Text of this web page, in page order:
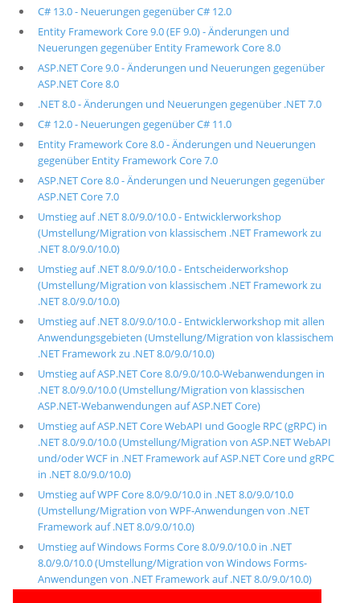
C# 13.0 - Neuerungen gegenüber C# 12.0
Entity Framework Core 9.0 (EF 9.0) - Änderungen und
Neuerungen gegenüber Entity Framework Core 8.0
ASP.NET Core 9.0 - Änderungen und Neuerungen gegenüber
ASP.NET Core 8.0
.NET 8.0 - Änderungen und Neuerungen gegenüber .NET 7.0
C# 12.0 - Neuerungen gegenüber C# 11.0
Entity Framework Core 8.0 - Änderungen und Neuerungen
gegenüber Entity Framework Core 7.0
ASP.NET Core 8.0 - Änderungen und Neuerungen gegenüber
ASP.NET Core 7.0
Umstieg auf .NET 8.0/9.0/10.0 - Entwicklerworkshop
(Umstellung/Migration von klassischem .NET Framework zu
.NET 8.0/9.0/10.0)
Umstieg auf .NET 8.0/9.0/10.0 - Entscheiderworkshop
(Umstellung/Migration von klassischem .NET Framework zu
.NET 8.0/9.0/10.0)
Umstieg auf .NET 8.0/9.0/10.0 - Entwicklerworkshop mit allen
Anwendungsgebieten (Umstellung/Migration von klassischem
.NET Framework zu .NET 8.0/9.0/10.0)
Umstieg auf ASP.NET Core 8.0/9.0/10.0-Webanwendungen in
.NET 8.0/9.0/10.0 (Umstellung/Migration von klassischen
ASP.NET-Webanwendungen auf ASP.NET Core)
Umstieg auf ASP.NET Core WebAPI und Google RPC (gRPC) in
.NET 8.0/9.0/10.0 (Umstellung/Migration von ASP.NET WebAPI
und/oder WCF in .NET Framework auf ASP.NET Core und gRPC
in .NET 8.0/9.0/10.0)
Umstieg auf WPF Core 8.0/9.0/10.0 in .NET 8.0/9.0/10.0
(Umstellung/Migration von WPF-Anwendungen von .NET
Framework auf .NET 8.0/9.0/10.0)
Umstieg auf Windows Forms Core 8.0/9.0/10.0 in .NET
8.0/9.0/10.0 (Umstellung/Migration von Windows Forms-
Anwendungen von .NET Framework auf .NET 8.0/9.0/10.0)